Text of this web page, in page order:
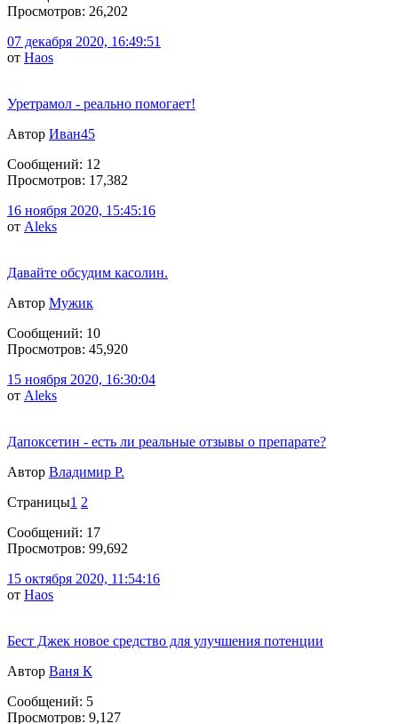
Просмотров: 26,202
07 декабря 2020, 16:49:51
от Haos
Уретрамол - реально помогает!
Автор Иван45
Сообщений: 12
Просмотров: 17,382
16 ноября 2020, 15:45:16
от Aleks
Давайте обсудим касолин.
Автор Мужик
Сообщений: 10
Просмотров: 45,920
15 ноября 2020, 16:30:04
от Aleks
Дапоксетин - есть ли реальные отзывы о препарате?
Автор Владимир Р.
Страницы1 2
Сообщений: 17
Просмотров: 99,692
15 октября 2020, 11:54:16
от Haos
Бест Джек новое средство для улучшения потенции
Автор Ваня К
Сообщений: 5
Просмотров: 9,127